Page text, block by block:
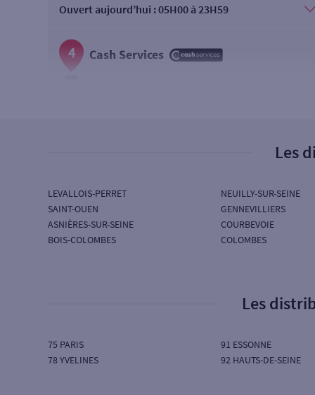
Ouvert aujourd’hui :05H00 à 23H59
4 Cash Services
25 AVENUE CLAUDE DEBUSSY
92110 CLICHY
Ouvert aujourd’hui :
06H00 à 22H00
Les
LEVALLOIS-PERRET
SAINT-OUEN
ASNIÈRES-SUR-SEINE
BOIS-COLOMBES
NEUILLY-SUR-SEINE
GENNEVILLIERS
COURBEVOIE
COLOMBES
Les
75 PARIS
78 YVELINES
91 ESSONNE
92 HAUTS-DE-SEINE